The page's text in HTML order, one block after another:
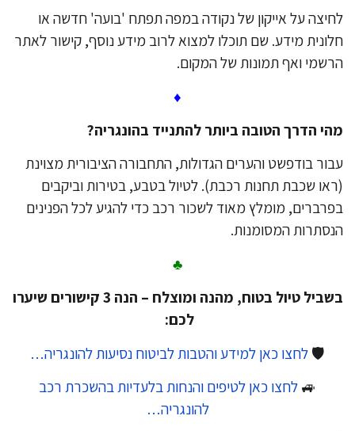
על אייקון של נקודה במפה תפתח 'בועה' חדשה או
מידע. שם תוכלו למצוא לרוב מידע נוסף, קישור לאתר
ואף תמונות של המקום.
הדרך הטובה ביותר להתנייד בהונגריה?
בודפשט והערים הגדולות, התחבורה הציבורית מצוינת
שכבת תחנות רכבת). לטיול בטבע, בטירות וביקבים
מומלץ מאוד לשכור רכב כדי להגיע לכל הפנינים
המסומנות.
בשביל טיול בטוח, מהנה ומוצלח – הנה 3 קישורים שיערו
לכם:
לחצו כאן למידע והטבות לביטוח נסיעות להונגריה…
לחצו כאן לטיפים והנחות בלעדיות בהשכרת רכב
להונגריה…